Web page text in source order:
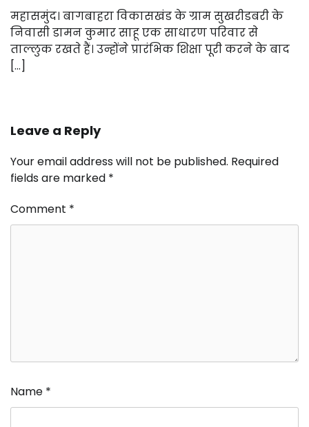
महासमुंद। बागबाहरा विकासखंड के ग्राम सुखरीडबरी के
निवासी डामन कुमार साहू एक साधारण परिवार से
ताल्लुक रखते हैं। उन्होंने प्रारंभिक शिक्षा पूरी करने के बाद
[…]
Leave a Reply
Your email address will not be published. Required
fields are marked *
Comment *
Name *